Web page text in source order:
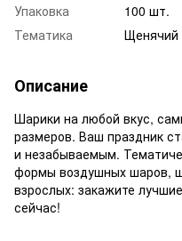
Упаковка
100 шт.
Тематика
Щенячий
Описание
Шарики на любой вкус,
размеров. Ваш праздник
и незабываемым.
формы воздушных шаров,
взрослых: закажите
сейчас!